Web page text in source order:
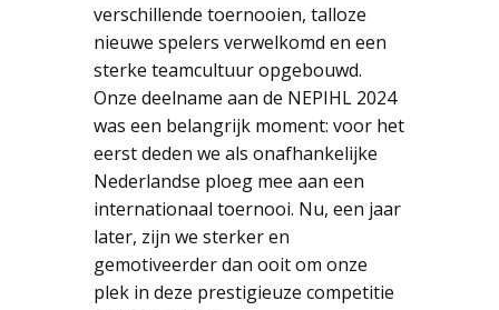
verschillende toernooien, talloze
nieuwe spelers verwelkomd en een
sterke teamcultuur opgebouwd.
Onze deelname aan de NEPIHL 2024
was een belangrijk moment: voor het
eerst deden we als onafhankelijke
Nederlandse ploeg mee aan een
internationaal toernooi. Nu, een jaar
later, zijn we sterker en
gemotiveerder dan ooit om onze
plek in deze prestigieuze competitie